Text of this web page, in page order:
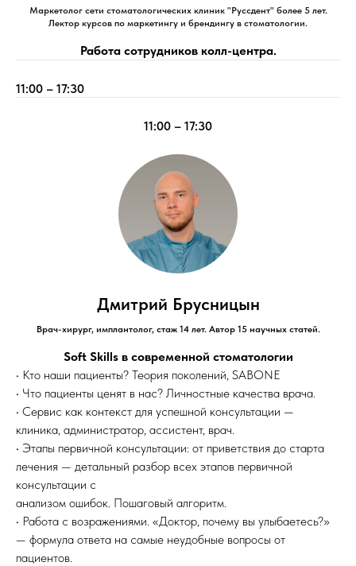
Маркетолог сети стоматологических клиник "Руссдент" более 5 лет.
Лектор курсов по маркетингу и брендингу в стоматологии.
Работа сотрудников колл-центра.
11:00 – 17:30
11:00 – 17:30
Дмитрий Брусницын
Врач-хирург, имплантолог, стаж 14 лет. Автор 15 научных статей.
Soft Skills в современной стоматологии
• Кто наши пациенты? Теория поколений, SABONE
• Что пациенты ценят в нас? Личностные качества врача.
• Сервис как контекст для успешной консультации —
клиника, администратор, ассистент, врач.
• Этапы первичной консультации: от приветствия до старта
лечения — детальный разбор всех этапов первичной
консультации с
анализом ошибок. Пошаговый алгоритм.
• Работа с возражениями. «Доктор, почему вы улыбаетесь?»
— формула ответа на самые неудобные вопросы от
пациентов.